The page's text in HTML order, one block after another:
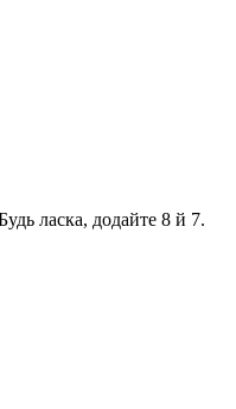
ласка, додайте 8 й 7.